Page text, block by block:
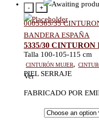
- +
5335/30
Cinturón mujer,
Ver
0005365/35
BANDERA ESPAÑA
Talla 100-105-115 cm
PIEL SERRAJE
FABRICADO POR